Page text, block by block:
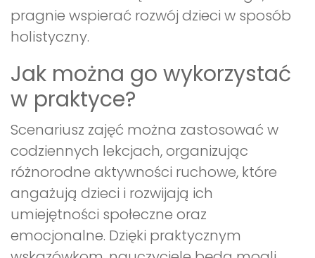
pragnie wspierać rozwój dzieci w sposób
holistyczny.
Jak można go wykorzystać
w praktyce?
Scenariusz zajęć można zastosować w
codziennych lekcjach, organizując
różnorodne aktywności ruchowe, które
angażują dzieci i rozwijają ich
umiejętności społeczne oraz
emocjonalne. Dzięki praktycznym